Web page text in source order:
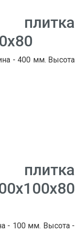
- 400 мм. Высота
- 100 мм. Высота -